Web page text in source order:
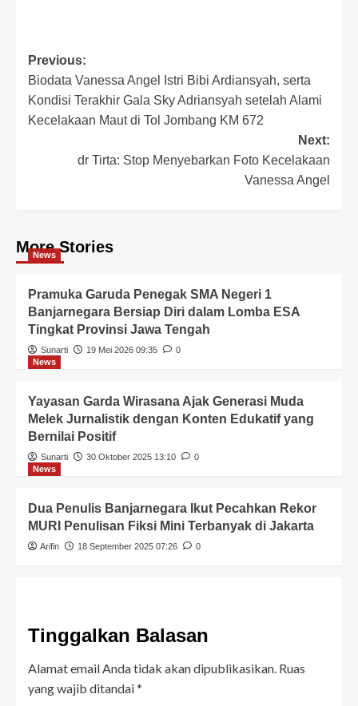
Previous:
Biodata Vanessa Angel Istri Bibi Ardiansyah, serta
Kondisi Terakhir Gala Sky Adriansyah setelah Alami
Kecelakaan Maut di Tol Jombang KM 672
Next:
dr Tirta: Stop Menyebarkan Foto Kecelakaan
Vanessa Angel
More Stories
News
Pramuka Garuda Penegak SMA Negeri 1
Banjarnegara Bersiap Diri dalam Lomba ESA
Tingkat Provinsi Jawa Tengah
Sunarti 19 Mei 2026 09:35
0
News
Yayasan Garda Wirasana Ajak Generasi Muda
Melek Jurnalistik dengan Konten Edukatif yang
Bernilai Positif
Sunarti 30 Oktober 2025 13:10
0
News
Dua Penulis Banjarnegara Ikut Pecahkan Rekor
MURI Penulisan Fiksi Mini Terbanyak di Jakarta
Arifin 18 September 2025 07:26 0
Tinggalkan Balasan
Alamat email Anda tidak akan dipublikasikan. Ruas
yang wajib ditandai*